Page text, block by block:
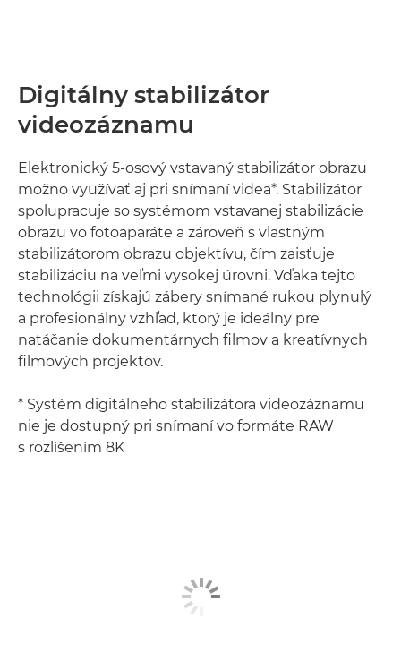
Digitálny stabilizátor
videozáznamu
Elektronický 5-osový vstavaný stabilizátor obrazu
možno využívať aj pri snímaní videa*. Stabilizátor
spolupracuje so systémom vstavanej stabilizácie
obrazu vo fotoaparáte a zároveň s vlastným
stabilizátorom obrazu objektívu, čím zaisťuje
stabilizáciu na veľmi vysokej úrovni. Vďaka tejto
technológii získajú zábery snímané rukou plynulý
a profesionálny vzhľad, ktorý je ideálny pre
natáčanie dokumentárnych filmov a kreatívnych
filmových projektov.
* Systém digitálneho stabilizátora videozáznamu
nie je dostupný pri snímaní vo formáte RAW
s rozlíšením 8K